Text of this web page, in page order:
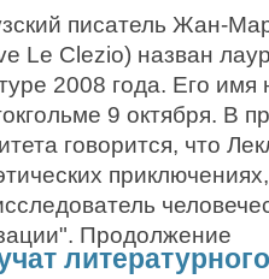
писатель Жан-
Le Clezio) назван
2008 года. Его имя
9 октября. В
говорится, что
Продолжение